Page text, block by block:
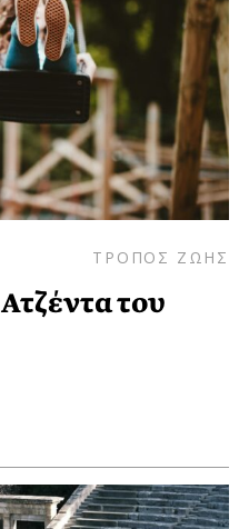
ΤΡΟΠΟΣ ΖΩΗΣ
του